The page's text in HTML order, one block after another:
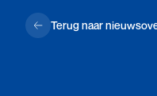
Terug naar